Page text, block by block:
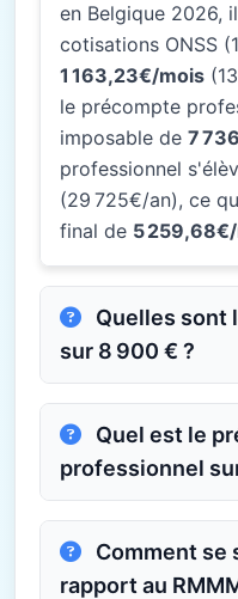
en Belgique 2026,
cotisations ONSS
1 163,23€/mois
le précompte
imposable de 7
professionnel
(29 725€/an), ce
final de 5
sur 8 900 € ?
professionnel
rapport au